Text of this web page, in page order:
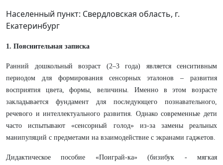
Населенный пункт: Свердловская область, г.
Екатеринбург
1. Пояснительная записка
Ранний дошкольный возраст (2–3 года) является сенситивным
периодом для формирования сенсорных эталонов – развития
восприятия цвета, формы, величины. Именно в этом возрасте
закладывается фундамент для последующего познавательного,
речевого и интеллектуального развития. Однако современные дети
часто испытывают «сенсорный голод» из-за замены реальных
манипуляций с предметами на взаимодействие с экранами гаджетов.
Дидактическое пособие «Поиграй-ка» (бизибук - мягкая